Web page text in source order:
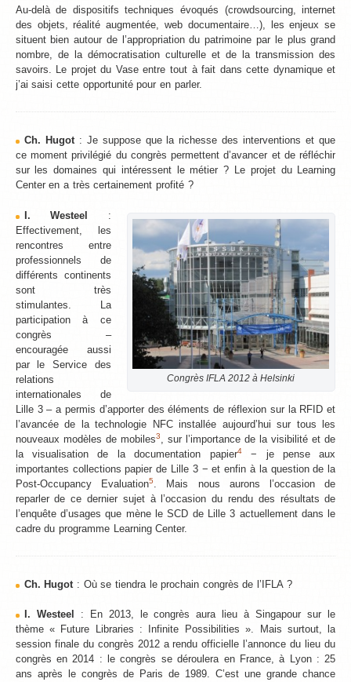
Au-delà de dispositifs techniques évoqués (crowdsourcing, internet
des objets, réalité augmentée, web documentaire…), les enjeux se
situent bien autour de l’appropriation du patrimoine par le plus grand
nombre, de la démocratisation culturelle et de la transmission des
savoirs. Le projet du Vase entre tout à fait dans cette dynamique et
j’ai saisi cette opportunité pour en parler.
Ch. Hugot: Je suppose que la richesse des interventions et que
ce moment privilégié du congrès permettent d’avancer et de réfléchir
sur les domaines qui intéressent le métier ? Le projet du Learning
Center en a très certainement profité ?
Congrès IFLA 2012 à Helsinki
I. Westeel :
Effectivement, les
rencontres entre
professionnels de
différents continents
sont très
stimulantes. La
participation à ce
congrès –
encouragée aussi
par le Service des
relations
internationales de
Lille 3 – a permis d’apporter des éléments de réflexion sur la RFID et
l’avancée de la technologie NFC installée aujourd’hui sur tous les
nouveaux modèles de mobiles3
, sur l’importance de la visibilité et de
la visualisation de la documentation papier4− je pense aux
importantes collections papier de Lille 3 − et enfin à la question de la
Post-Occupancy Evaluation5. Mais nous aurons l’occasion de
reparler de ce dernier sujet à l’occasion du rendu des résultats de
l’enquête d’usages que mène le SCD de Lille 3 actuellement dans le
cadre du programme Learning Center.
Ch. Hugot : Où se tiendra le prochain congrès de l’IFLA ?
I. Westeel
: En 2013, le congrès aura lieu à Singapour sur le
thème « Future Libraries : Infinite Possibilities ». Mais surtout, la
session finale du congrès 2012 a rendu officielle l’annonce du lieu du
congrès en 2014 : le congrès se déroulera en France, à Lyon : 25
ans après le congrès de Paris de 1989. C’est une grande chance